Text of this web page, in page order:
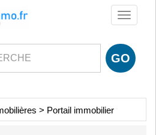
Toggle
> Portail immobilier